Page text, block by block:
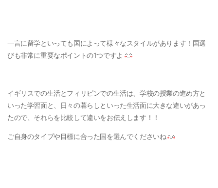
一言に留学といっても国によって様々なスタイルがあります！国選
びも非常に重要なポイントの1つですよ
イギリスでの生活とフィリピンでの生活は、学校の授業の進め方と
いった学習面と、日々の暮らしといった生活面に大きな違いがあっ
たので、それらを比較して違いをお伝えします！！
ご自身のタイプや目標に合った国を選んでくださいね